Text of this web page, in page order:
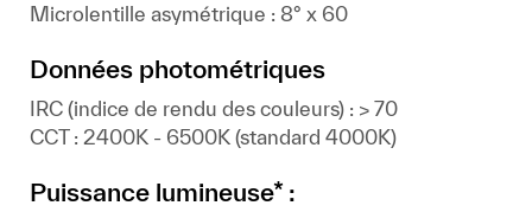
Microlentille asymétrique : 8° x 60
Données photométriques
IRC (indice de rendu des couleurs) : > 70
CCT : 2400K - 6500K (standard 4000K)
Puissance lumineuse* :